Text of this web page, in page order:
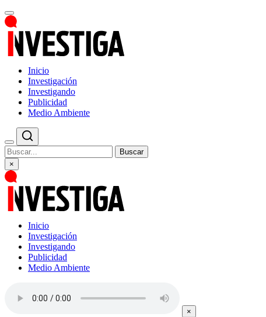
Inicio
Investigación
Investigando
Publicidad
Medio Ambiente
Buscar
×
Inicio
Investigación
Investigando
Publicidad
Medio Ambiente
×